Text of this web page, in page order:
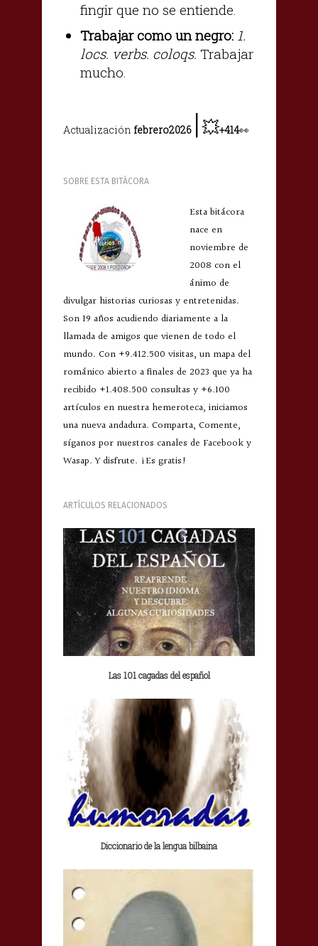
fingir que no se entiende.
Trabajar como un negro: 1.
locs. verbs. coloqs. Trabajar
mucho.
Actualización febrero2026 |💥+414👀
SOBRE ESTA BITÁCORA
Esta bitácora
nace en
noviembre de
2008 con el
ánimo de
divulgar historias curiosas y entretenidas.
Son 19 años acudiendo diariamente a la
llamada de amigos que vienen de todo el
mundo. Con +9.412.500 visitas, un mapa del
románico abierto a finales de 2023 que ya ha
recibido +1.408.500 consultas y +6.100
artículos en nuestra hemeroteca, iniciamos
una nueva andadura. Comparta, Comente,
síganos por nuestros canales de Facebook y
Wasap. Y disfrute. ¡Es gratis!
ARTÍCULOS RELACIONADOS
Las 101 cagadas del español
Diccionario de la lengua bilbaina